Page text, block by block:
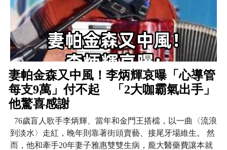
妻帕金森又中風！李炳輝哀曝「心導管
每支9萬」付不起 「2大咖霸氣出手」
他驚喜感謝
76歲盲人歌手李炳輝、當年和金門王搭檔，以一曲〈流浪
到淡水〉走紅，晚年則靠著街頭賣藝、接尾牙場維生。 然
而，他和牽手20年妻子雅惠雙雙生病，龐大醫藥費讓本就